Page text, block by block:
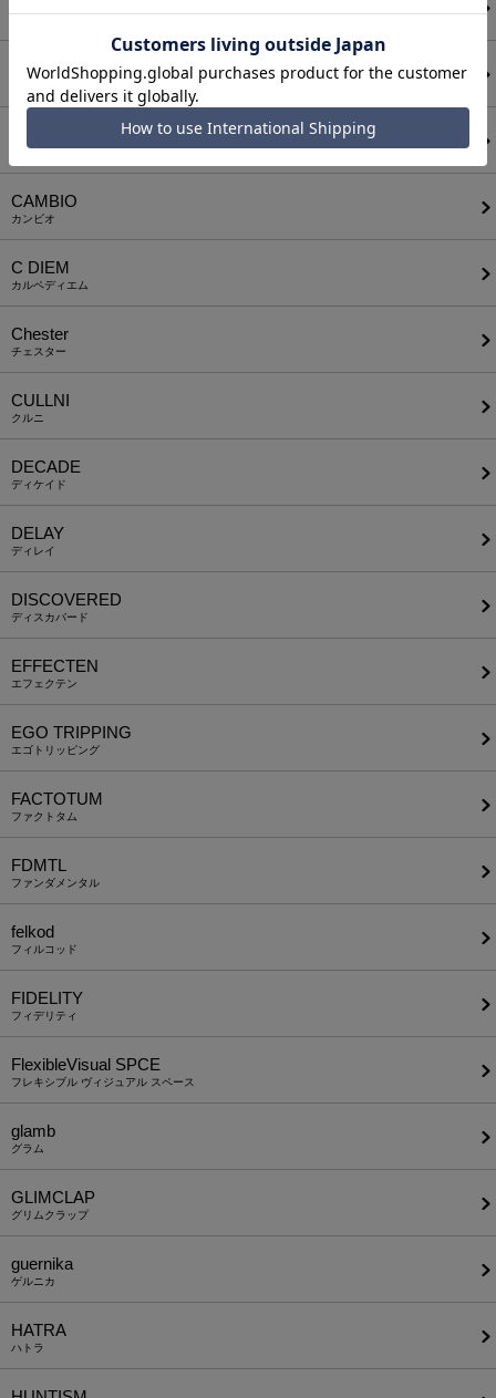
BODYSONG.
CALL&RESPONSE
コールアンドレスポンス
CAMBIO
カンビオ
C DIEM
カルペディエム
Chester
チェスター
CULLNI
クルニ
DECADE
ディケイド
DELAY
ディレイ
DISCOVERED
ディスカバード
EFFECTEN
エフェクテン
EGO TRIPPING
エゴトリッピング
FACTOTUM
ファクトタム
FDMTL
ファンダメンタル
felkod
フィルコッド
FIDELITY
フィデリティ
FlexibleVisual SPCE
フレキシブル ヴィジュアル スペース
glamb
グラム
GLIMCLAP
グリムクラップ
guernika
ゲルニカ
HATRA
ハトラ